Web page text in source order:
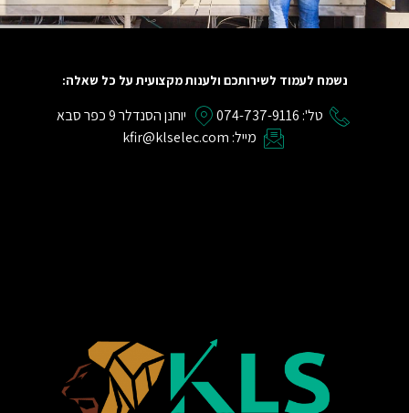
נשמח לעמוד לשירותכם ולענות מקצועית על כל שאלה:
טל': 074-737-9116
יוחנן הסנדלר 9 כפר סבא
מייל: kfir@klselec.com